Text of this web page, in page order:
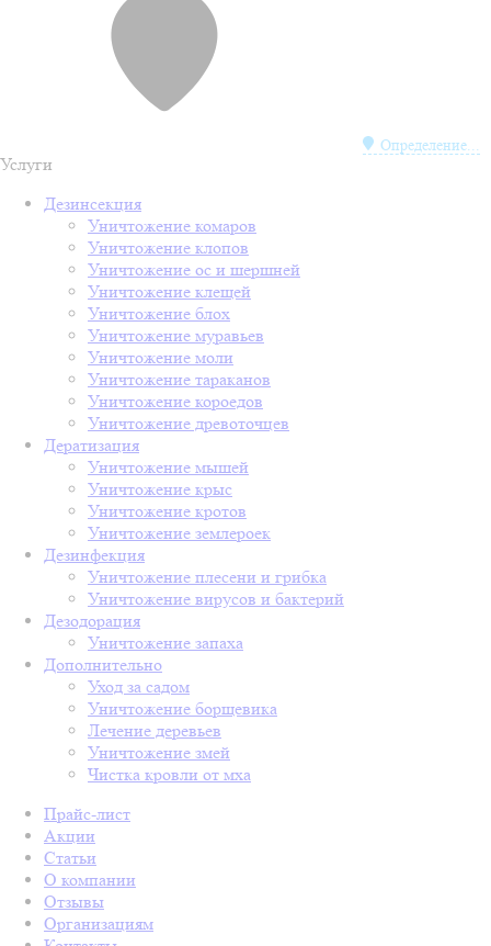
Определение...
Услуги
Дезинсекция
Уничтожение комаров
Уничтожение клопов
Уничтожение ос и шершней
Уничтожение клещей
Уничтожение блох
Уничтожение муравьев
Уничтожение моли
Уничтожение тараканов
Уничтожение короедов
Уничтожение древоточцев
Дератизация
Уничтожение мышей
Уничтожение крыс
Уничтожение кротов
Уничтожение землероек
Дезинфекция
Уничтожение плесени и грибка
Уничтожение вирусов и бактерий
Дезодорация
Уничтожение запаха
Дополнительно
Уход за садом
Уничтожение борщевика
Лечение деревьев
Уничтожение змей
Чистка кровли от мха
Прайс-лист
Акции
Статьи
О компании
Отзывы
Организациям